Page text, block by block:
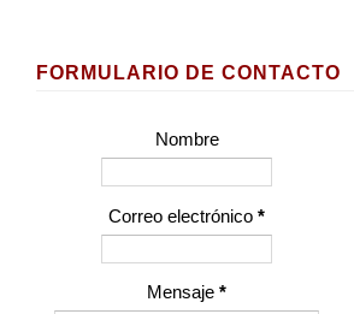
FORMULARIO DE CONTACTO
Nombre
Correo electrónico *
Mensaje *